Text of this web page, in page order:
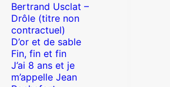
Bertrand Usclat –
Drôle (titre non
contractuel)
D’or et de sable
Fin, fin et fin
J’ai 8 ans et je
m’appelle Jean